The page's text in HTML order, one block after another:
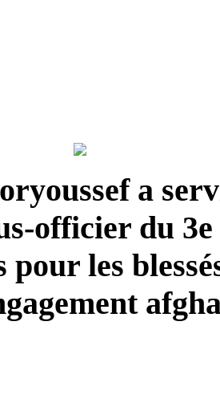
a
officier du
pour les